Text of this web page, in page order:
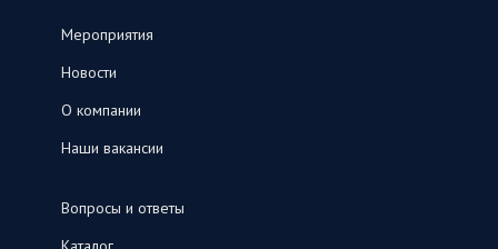
Мероприятия
Новости
О компании
Наши вакансии
Вопросы и ответы